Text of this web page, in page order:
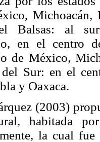
Michoacán,
Balsas: al
en el centro
de México,
Sur: en el
y Oaxaca.
(2003)
habitada
la cual